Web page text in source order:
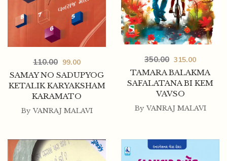
SAMAY NO SADUPYOG
KETALIK KARYAKSHAM
KARAMATO
110.00 99.00
By VANRAJ MALAVI
TAMARA BALAKMA
SAFALATANA BI KEM
VAVSO
350.00 315.00
By VANRAJ MALAVI